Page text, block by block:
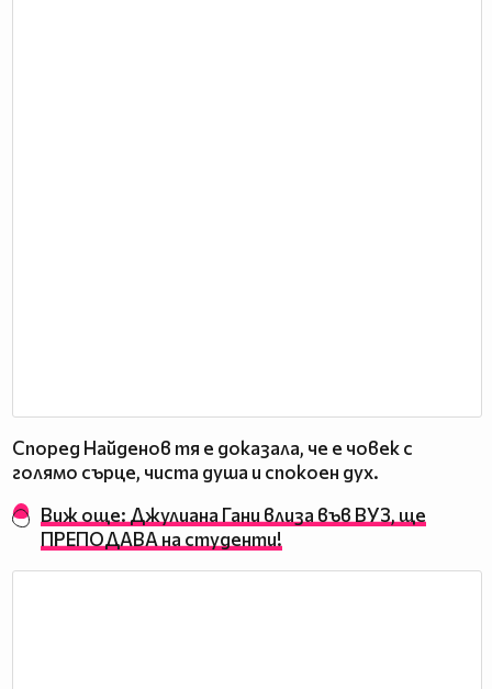
Според Найденов тя е доказала, че е човек с
голямо сърце, чиста душа и спокоен дух.
Виж още: Джулиана Гани влиза във ВУЗ, ще
ПРЕПОДАВА на студенти!